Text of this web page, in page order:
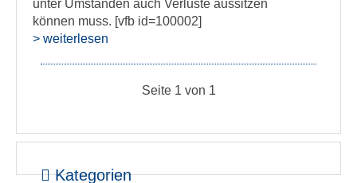
unter Umständen auch Verluste aussitzen
können muss. [vfb id=100002]
> weiterlesen
Seite 1 von 1
Kategorien